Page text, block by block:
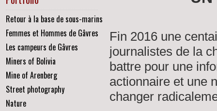
Retour à la base de sous-marins
Femmes et Hommes de Gâvres
Les campeurs de Gâvres
Miners of Bolivia
Mine of Arenberg
Street photography
Nature
Fin 2016 une
journalistes de la
battre pour une
actionnaire et une
changer